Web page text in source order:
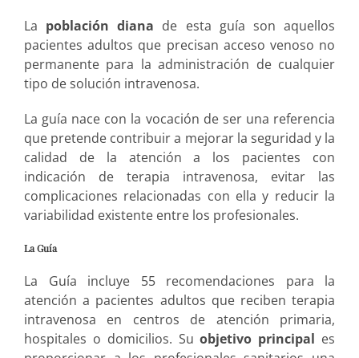
La población diana de esta guía son aquellos
pacientes adultos que precisan acceso venoso no
permanente para la administración de cualquier
tipo de solución intravenosa.
La guía nace con la vocación de ser una referencia
que pretende contribuir a mejorar la seguridad y la
calidad de la atención a los pacientes con
indicación de terapia intravenosa, evitar las
complicaciones relacionadas con ella y reducir la
variabilidad existente entre los profesionales.
La Guía
La Guía incluye 55 recomendaciones para la
atención a pacientes adultos que reciben terapia
intravenosa en centros de atención primaria,
hospitales o domicilios. Suobjetivo principal es